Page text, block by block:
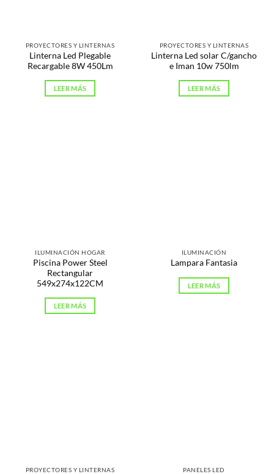
PROYECTORES Y LINTERNAS
Linterna Led Plegable
Recargable 8W 450Lm
LEER MÁS
PROYECTORES Y LINTERNAS
Linterna Led solar C/gancho
e Iman 10w 750lm
LEER MÁS
ILUMINACIÓN HOGAR
Piscina Power Steel
Rectangular
549x274x122CM
LEER MÁS
ILUMINACIÓN
Lampara Fantasia
LEER MÁS
PROYECTORES Y LINTERNAS PANELES LED